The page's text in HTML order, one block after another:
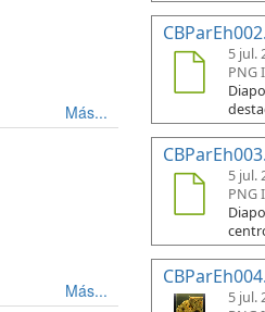
Más...
Más...
5 jul.
PNG
5 jul.
PNG
5 jul.